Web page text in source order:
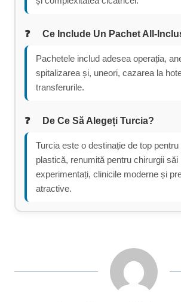
Ce Include Un Pachet All-
Pachetele includ adesea operația,
spitalizarea și, uneori, cazarea la
transferurile.
De Ce Să Alegeți Turcia?
Turcia este o destinație de top
plastică, renumită pentru chirurgii săi
experimentați, clinicile moderne și
atractive.